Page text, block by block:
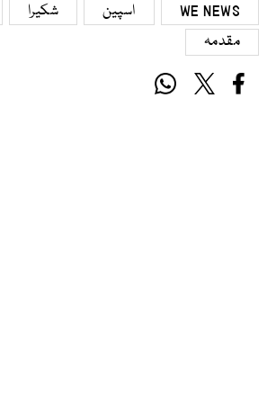
WE NEWS اسپین شکیرا
مقدمہ